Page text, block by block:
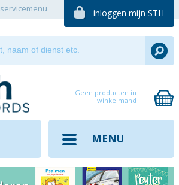
servicemenu inloggen mijn STH
Geen producten in
winkelmand
MENU